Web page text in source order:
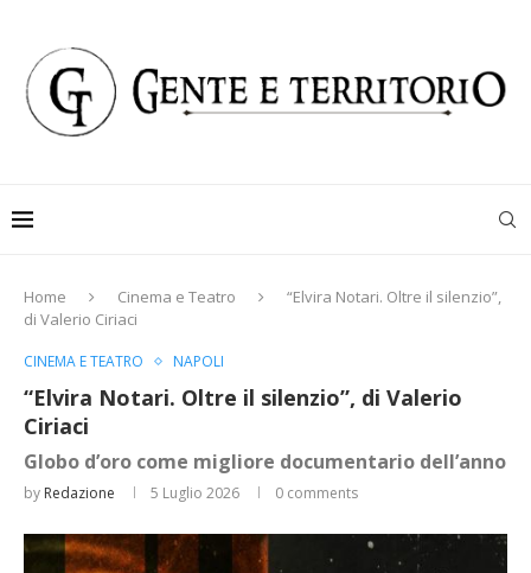
Home Cinema e Teatro
“Elvira Notari. Oltre il silenzio”,
di Valerio Ciriaci
CINEMA E TEATRO NAPOLI
“Elvira Notari. Oltre il silenzio”, di Valerio
Ciriaci
Globo d’oro come migliore documentario dell’anno
by Redazione 5 Luglio 2026 0 comments